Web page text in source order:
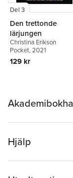
Del 3
Den trettonde
lärjungen
Christina Erikson
Pocket, 2021
129 kr
Hjälp